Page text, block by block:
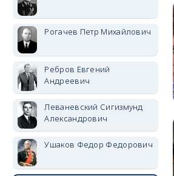
Рогачев Петр Михайлович
Ребров Евгений
Андреевич
Леваневский Сигизмунд
Александрович
Ушаков Федор Федорович